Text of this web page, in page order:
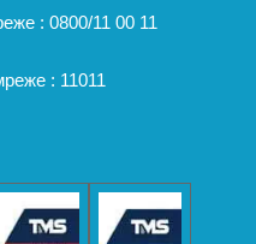
: 0800/11 00 11
: 11011